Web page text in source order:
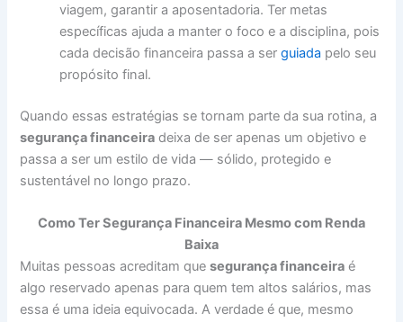
viagem, garantir a aposentadoria. Ter metas
específicas ajuda a manter o foco e a disciplina, pois
cada decisão financeira passa a serguiada pelo seu
propósito final.
Quando essas estratégias se tornam parte da sua rotina, a
segurança financeira deixa de ser apenas um objetivo e
passa a ser um estilo de vida — sólido, protegido e
sustentável no longo prazo.
Como Ter Segurança Financeira Mesmo com Renda
Baixa
Muitas pessoas acreditam quesegurança financeira é
algo reservado apenas para quem tem altos salários, mas
essa é uma ideia equivocada. A verdade é que, mesmo